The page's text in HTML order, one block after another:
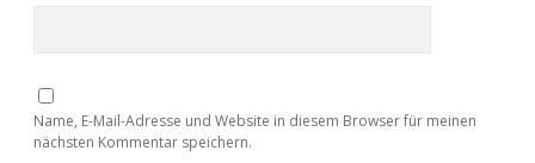
Name, E-Mail-Adresse und Website in diesem Browser für meinen
nächsten Kommentar speichern.